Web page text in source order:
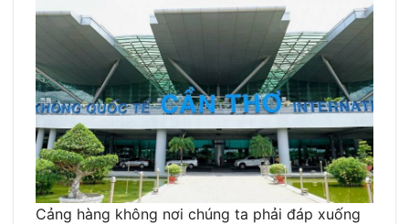
Cảng hàng không nơi chúng ta phải đáp xuống